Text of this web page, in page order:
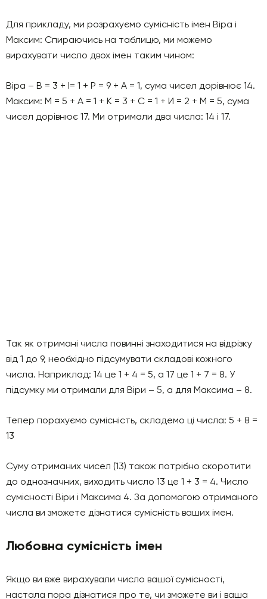
Для прикладу, ми розрахуємо сумісність імен Віра і
Максим: Спираючись на таблицю, ми можемо
вирахувати число двох імен таким чином:
Віра – В = 3 + І= 1 + Р = 9 + А = 1, сума чисел дорівнює 14.
Максим: М = 5 + А = 1 + К = 3 + С = 1 + И = 2 + М = 5, сума
чисел дорівнює 17. Ми отримали два числа: 14 і 17.
Так як отримані числа повинні знаходитися на відрізку
від 1 до 9, необхідно підсумувати складові кожного
числа. Наприклад: 14 це 1 + 4 = 5, а 17 це 1 + 7 = 8. У
підсумку ми отримали для Віри – 5, а для Максима – 8.
Тепер порахуємо сумісність, складемо ці числа: 5 + 8 =
13
Суму отриманих чисел (13) також потрібно скоротити
до однозначних, виходить число 13 це 1 + 3 = 4. Число
сумісності Віри і Максима 4. За допомогою отриманого
числа ви зможете дізнатися сумісність ваших імен.
Любовна сумісність імен
Якщо ви вже вирахували число вашої сумісності,
настала пора дізнатися про те, чи зможете ви і ваша